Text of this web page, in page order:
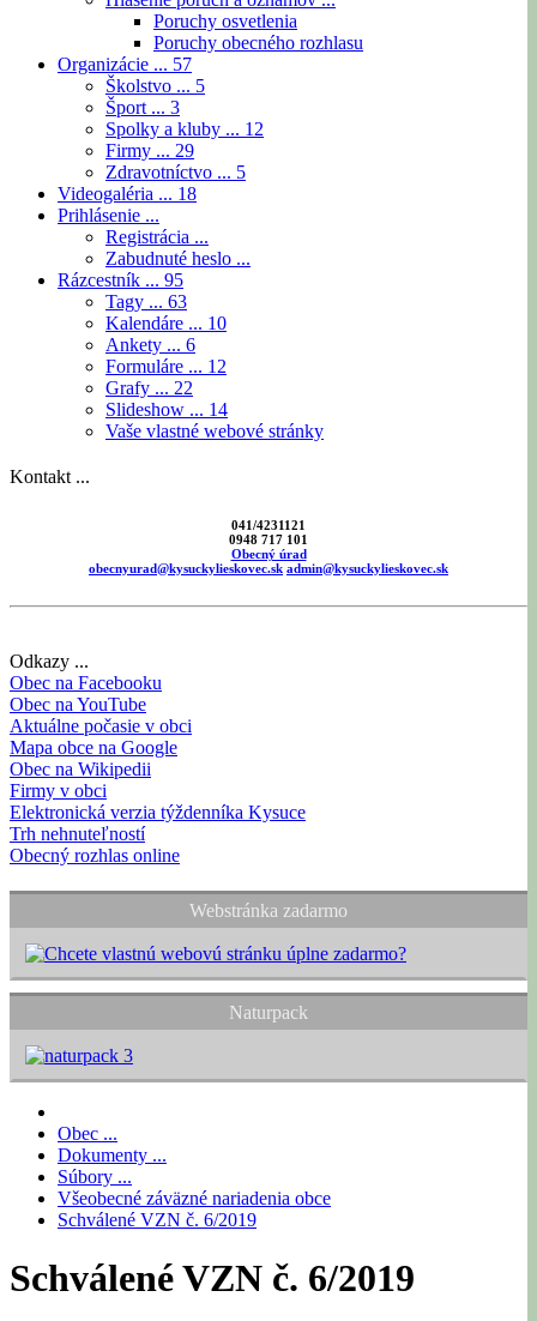
Poruchy osvetlenia
Poruchy obecného rozhlasu
Organizácie ... 57
Školstvo ... 5
Šport ... 3
Spolky a kluby ... 12
Firmy ... 29
Zdravotníctvo ... 5
Videogaléria ... 18
Prihlásenie ...
Registrácia ...
Zabudnuté heslo ...
Rázcestník ... 95
Tagy ... 63
Kalendáre ... 10
Ankety ... 6
Formuláre ... 12
Grafy ... 22
Slideshow ... 14
Vaše vlastné webové stránky
Kontakt ...
041/4231121
0948 717 101
Obecný úrad
obecnyurad@kysuckylieskovec.sk admin@kysuckylieskovec.sk
Odkazy ...
Obec na Facebooku
Obec na YouTube
Aktuálne počasie v obci
Mapa obce na Google
Obec na Wikipedii
Firmy v obci
Elektronická verzia týždenníka Kysuce
Trh nehnuteľností
Obecný rozhlas online
Webstránka zadarmo
Naturpack
Obec ...
Dokumenty ...
Súbory ...
Všeobecné záväzné nariadenia obce
Schválené VZN č. 6/2019
Schválené VZN č. 6/2019